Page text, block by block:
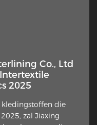
deze verborgen
krijgt
thuisnaaiers en
die tegen de
Co., Ltd
2025
kledingstoffen die
zal Jiaxing